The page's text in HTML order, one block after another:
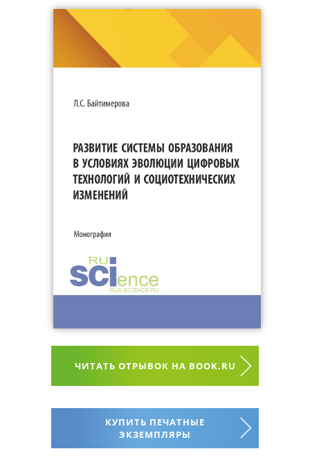
ЧИТАТЬ ОТРЫВОК НА BOOK.RU
КУПИТЬ ПЕЧАТНЫЕ
ЭКЗЕМПЛЯРЫ